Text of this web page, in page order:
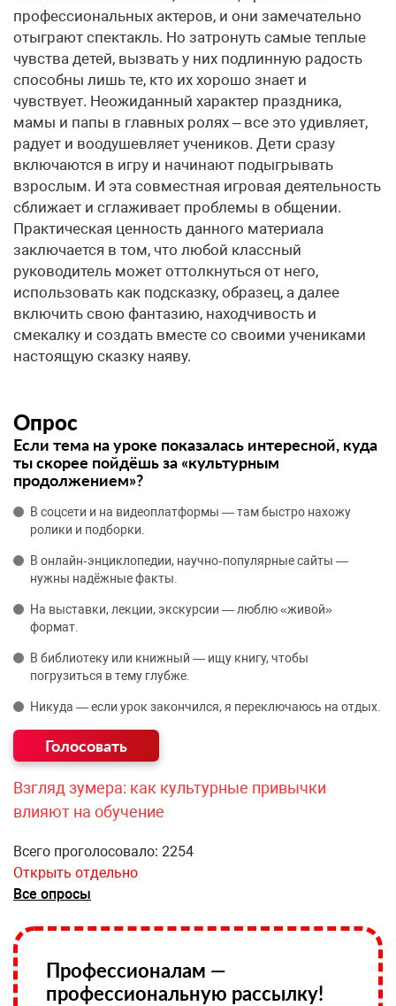
профессиональных актеров, и они замечательно
отыграют спектакль. Но затронуть самые теплые
чувства детей, вызвать у них подлинную радость
способны лишь те, кто их хорошо знает и
чувствует. Неожиданный характер праздника,
мамы и папы в главных ролях – все это удивляет,
радует и воодушевляет учеников. Дети сразу
включаются в игру и начинают подыгрывать
взрослым. И эта совместная игровая деятельность
сближает и сглаживает проблемы в общении.
Практическая ценность данного материала
заключается в том, что любой классный
руководитель может оттолкнуться от него,
использовать как подсказку, образец, а далее
включить свою фантазию, находчивость и
смекалку и создать вместе со своими учениками
настоящую сказку наяву.
Опрос
Если тема на уроке показалась интересной, куда
ты скорее пойдёшь за «культурным
продолжением»?
В соцсети и на видеоплатформы — там быстро нахожу
ролики и подборки.
В онлайн‑энциклопедии, научно‑популярные сайты —
нужны надёжные факты.
На выставки, лекции, экскурсии — люблю «живой»
формат.
В библиотеку или книжный — ищу книгу, чтобы
погрузиться в тему глубже.
Никуда — если урок закончился, я переключаюсь на отдых.
Взгляд зумера: как культурные привычки
влияют на обучение
Всего проголосовало: 2254
Открыть отдельно
Все опросы
Профессионалам —
профессиональную рассылку!